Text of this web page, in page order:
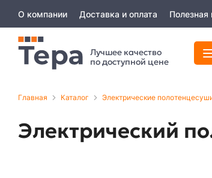
О компании Доставка и оплата
Лучшее качество
по доступной цене
Главная Каталог Электрические
Электрический